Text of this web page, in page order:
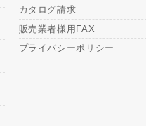
カタログ請求
販売業者様用FAX
プライバシーポリシー